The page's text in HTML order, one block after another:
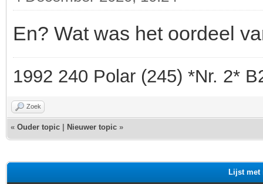
En? Wat was het oordeel
1992 240 Polar (245) *Nr. 2*
Zoek
« Ouder topic Nieuwer topic »
Lijst met